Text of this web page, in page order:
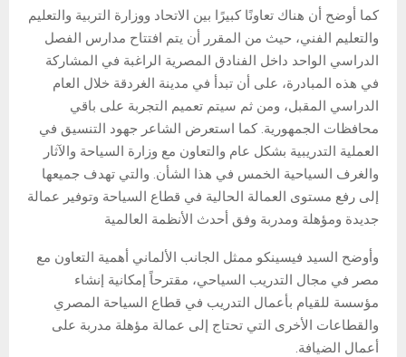
كما أوضح أن هناك تعاونًا كبيرًا بين الاتحاد ووزارة التربية والتعليم
والتعليم الفني، حيث من المقرر أن يتم افتتاح مدارس الفصل
الدراسي الواحد داخل الفنادق المصرية الراغبة في المشاركة
في هذه المبادرة، على أن تبدأ في مدينة الغردقة خلال العام
الدراسي المقبل، ومن ثم سيتم تعميم التجربة على باقي
محافظات الجمهورية. كما استعرض الشاعر جهود التنسيق في
العملية التدريبية بشكل عام والتعاون مع وزارة السياحة والآثار
والغرف السياحية الخمس في هذا الشأن. والتي تهدف جميعها
إلى رفع مستوى العمالة الحالية في قطاع السياحة وتوفير عمالة
جديدة ومؤهلة ومدربة وفق أحدث الأنظمة العالمية
وأوضح السيد فيسينكو ممثل الجانب الألماني أهمية التعاون مع
مصر في مجال التدريب السياحي، مقترحاً إمكانية إنشاء
مؤسسة للقيام بأعمال التدريب في قطاع السياحة المصري
والقطاعات الأخرى التي تحتاج إلى عمالة مؤهلة مدربة على
أعمال الضيافة.